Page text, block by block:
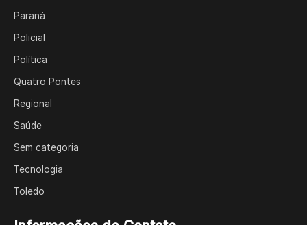
Paraná
Policial
Política
Quatro Pontes
Regional
Saúde
Sem categoria
Tecnologia
Toledo